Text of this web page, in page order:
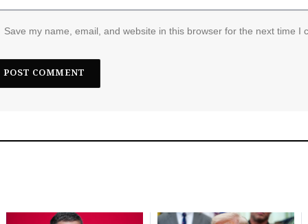
Save my name, email, and website in this browser for the next time I